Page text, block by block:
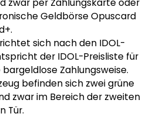
Geldbörse Opuscard
sich nach den IDOL-
der IDOL-Preisliste für
Zahlungsweise.
befinden sich zwei grüne
zwar im Bereich der zweiten
Tür.